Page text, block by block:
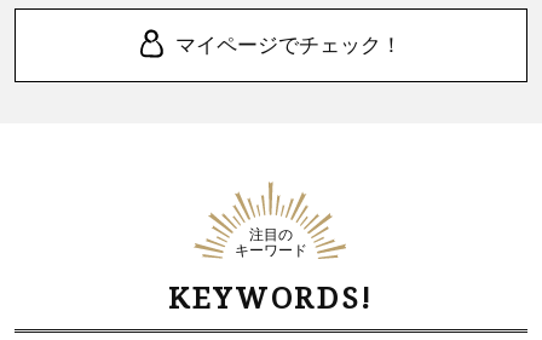
マイページでチェック！
注目の
キーワード
KEYWORDS!